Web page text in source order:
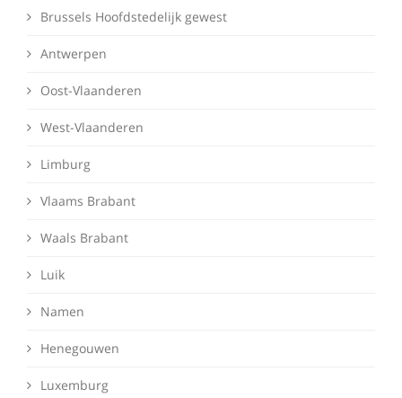
Brussels Hoofdstedelijk gewest
Antwerpen
Oost-Vlaanderen
West-Vlaanderen
Limburg
Vlaams Brabant
Waals Brabant
Luik
Namen
Henegouwen
Luxemburg